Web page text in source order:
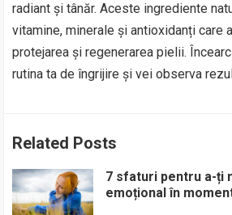
radiant și tânăr. Aceste ingrediente
vitamine, minerale și antioxidanți care
protejarea și regenerarea pielii.
rutina ta de îngrijire și vei observa
Related Posts
7 sfaturi pentru a-ți
emoțional în